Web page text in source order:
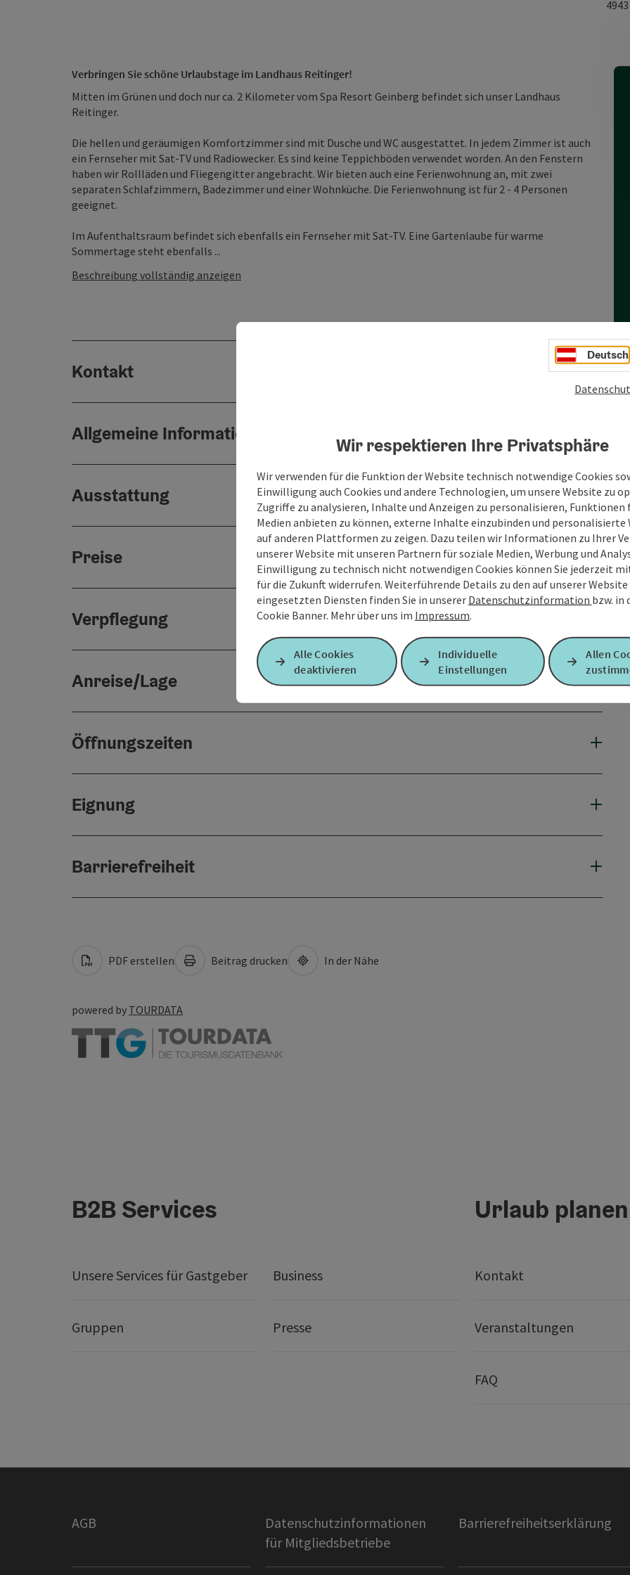
4943
Verbringen Sie schöne Urlaubstage im Landhaus Reitinger!
Mitten im Grünen und doch nur ca. 2 Kilometer vom Spa Resort Geinberg befindet sich unser Landhaus
Reitinger.
Die hellen und geräumigen Komfortzimmer sind mit Dusche und WC ausgestattet. In jedem Zimmer ist auch
ein Fernseher mit Sat-TV und Radiowecker. Es sind keine Teppichböden verwendet worden. An den Fenstern
haben wir Rollläden und Fliegengitter angebracht. Wir bieten auch eine Ferienwohnung an, mit zwei
separaten Schlafzimmern, Badezimmer und einer Wohnküche. Die Ferienwohnung ist für 2 - 4 Personen
geeignet.
Im Aufenthaltsraum befindet sich ebenfalls ein Fernseher mit Sat-TV. Eine Gartenlaube für warme
Sommertage steht ebenfalls ...
Beschreibung vollständig anzeigen
Kontakt
Allgemeine Informationen
Ausstattung
Preise
Verpflegung
Anreise/Lage
Öffnungszeiten
Eignung
Barrierefreiheit
PDF erstellen Beitrag drucken In der Nähe
powered by TOURDATA
B2B Services
Unsere Services für Gastgeber Business
Gruppen Presse
Urlaub
Kontakt
Veranstaltungen
FAQ
AGB
Datenschutzinformationen
für Mitgliedsbetriebe
Barrierefreiheitserklärung
Deutsch
Wir respektieren Ihre Privatsphäre
Wir verwenden für die Funktion der Website technisch notwendige Cookies
Einwilligung auch Cookies und andere Technologien, um unsere Website zu
Zugriffe zu analysieren, Inhalte und Anzeigen zu personalisieren, Funktionen
Medien anbieten zu können, externe Inhalte einzubinden und personalisierte
auf anderen Plattformen zu zeigen. Dazu teilen wir Informationen zu Ihrer
unserer Website mit unseren Partnern für soziale Medien, Werbung und
Einwilligung zu technisch nicht notwendigen Cookies können Sie jederzeit
für die Zukunft widerrufen. Weiterführende Details zu den auf unserer Website
eingesetzten Diensten finden Sie in unserer Datenschutzinformation bzw. in
Cookie Banner. Mehr über uns im Impressum.
Alle Cookies
deaktivieren
Individuelle
Einstellungen
Allen